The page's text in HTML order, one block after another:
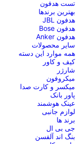
تست هدفون
بهترین برندها
هدفون JBL
هدفون Bose
هدفون Anker
سایر محصولات
همه موارد این دسته
کیف و کاور
شارژر
میکروفون
میکسر و کارت صدا
پاور بانک
عینک هوشمند
لوازم جانبی
برند ها
جی بی ال
بنگ اند آلفسن